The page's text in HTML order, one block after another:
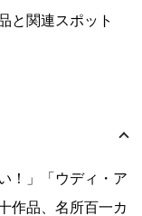
と関連スポット
！」「ウディ・ア
作品、名所百一カ